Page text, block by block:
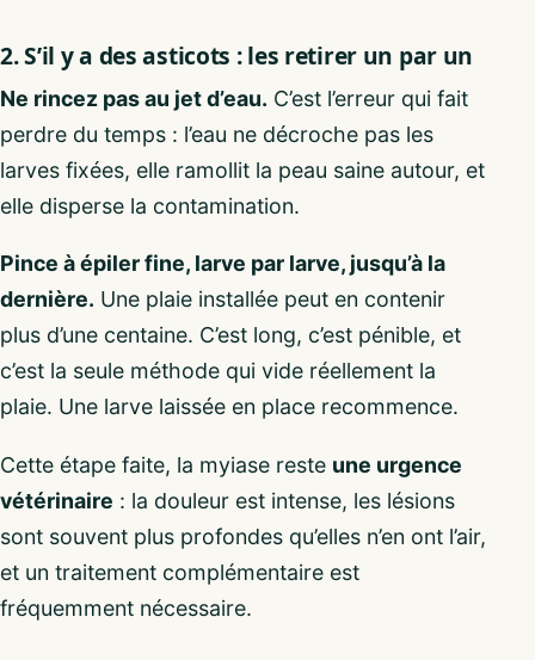
2. S’il y a des asticots : les retirer un par un
Ne rincez pas au jet d’eau. C’est l’erreur qui fait
perdre du temps : l’eau ne décroche pas les
larves fixées, elle ramollit la peau saine autour, et
elle disperse la contamination.
Pince à épiler fine, larve par larve, jusqu’à la
dernière. Une plaie installée peut en contenir
plus d’une centaine. C’est long, c’est pénible, et
c’est la seule méthode qui vide réellement la
plaie. Une larve laissée en place recommence.
Cette étape faite, la myiase reste une urgence
vétérinaire : la douleur est intense, les lésions
sont souvent plus profondes qu’elles n’en ont l’air,
et un traitement complémentaire est
fréquemment nécessaire.